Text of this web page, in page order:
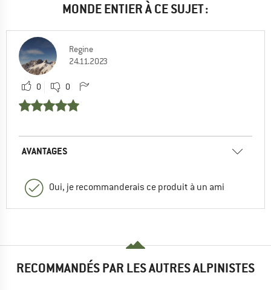
MONDE ENTIER À CE SUJET :
Regine
24.11.2023
0 0
AVANTAGES
Oui, je recommanderais ce produit à un ami
RECOMMANDÉS PAR LES AUTRES ALPINISTES